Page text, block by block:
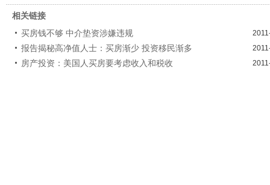
相关链接
买房钱不够 中介垫资涉嫌违规
报告揭秘高净值人士：买房渐少 投资移民渐多
房产投资：美国人买房要考虑收入和税收